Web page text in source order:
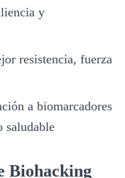
y
resistencia, fuerza
a biomarcadores
saludable
Biohacking